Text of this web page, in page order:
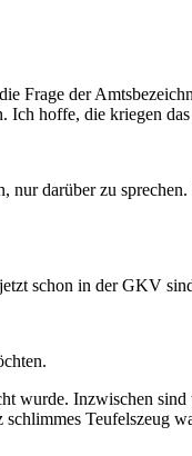
Frage der
Ich hoffe, die kriegen
darüber zu
schon in der GKV
wurde. Inzwischen
Teufelszeug